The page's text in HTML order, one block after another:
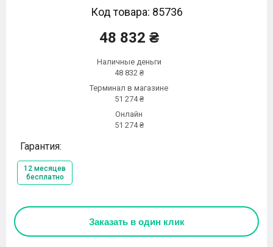
Код товара: 85736
48 832 ₴
Наличные деньги
48 832 ₴
Терминал в магазине
51 274 ₴
Онлайн
51 274 ₴
Гарантия:
12 месяцев
бесплатно
Заказать в один клик